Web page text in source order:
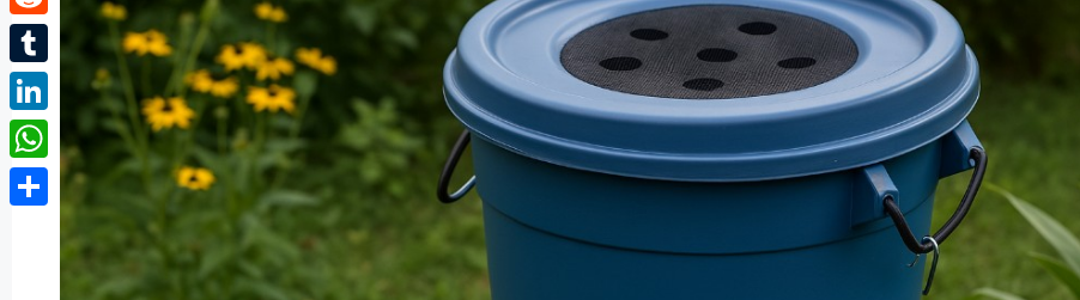
Reddit
Tumblr
LinkedIn
WhatsApp